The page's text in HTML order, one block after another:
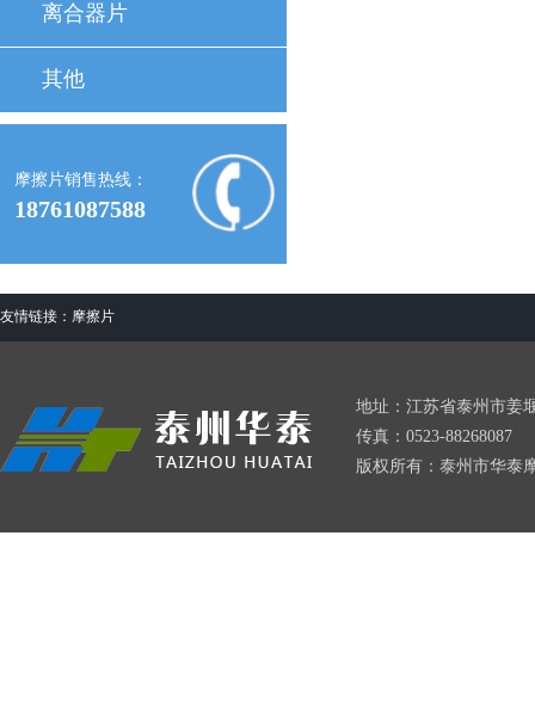
离合器片
其他
摩擦片销售热线：
18761087588
友情链接： 摩擦片
地址：江苏省泰州市姜
传真：0523-88268087
版权所有：泰州市华泰